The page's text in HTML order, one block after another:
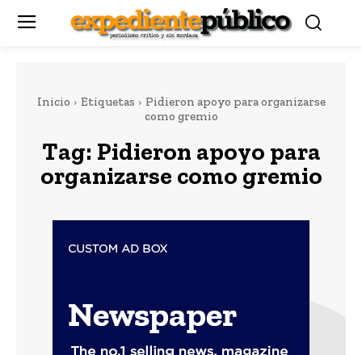
Inicio Etiquetas
Pidieron apoyo para organizarse
como gremio
Tag: Pidieron apoyo para
organizarse como gremio